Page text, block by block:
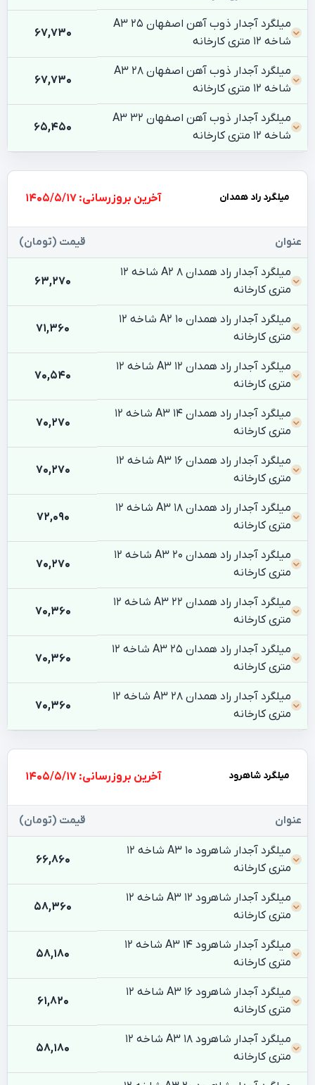
میلگرد آجدار ذوب آهن اصفهان 25 A3
شاخه 12 متری کارخانه
67,730
میلگرد آجدار ذوب آهن اصفهان 28 A3
شاخه 12 متری کارخانه
67,730
میلگرد آجدار ذوب آهن اصفهان 32 A3
شاخه 12 متری کارخانه
65,450
میلگرد راد همدان بروزرسانی: 1405/5/17
عنوان قیمت (تومان)
میلگرد آجدار راد همدان 8 A2 شاخه 12
متری کارخانه
63,270
میلگرد آجدار راد همدان 10 A2 شاخه 12
متری کارخانه
71,360
میلگرد آجدار راد همدان 12 A3 شاخه 12
متری کارخانه
70,540
میلگرد آجدار راد همدان 14 A3 شاخه 12
متری کارخانه
70,270
میلگرد آجدار راد همدان 16 A3 شاخه 12
متری کارخانه
70,270
میلگرد آجدار راد همدان 18 A3 شاخه 12
متری کارخانه
72,090
میلگرد آجدار راد همدان 20 A3 شاخه 12
متری کارخانه
70,270
میلگرد آجدار راد همدان 22 A3 شاخه 12
متری کارخانه
70,360
میلگرد آجدار راد همدان 25 A3 شاخه 12
متری کارخانه
70,360
میلگرد آجدار راد همدان 28 A3 شاخه 12
متری کارخانه
70,360
میلگرد شاهرود بروزرسانی: 1405/5/17
عنوان قیمت (تومان)
میلگرد آجدار شاهرود 10 A3 شاخه 12
متری کارخانه
66,860
میلگرد آجدار شاهرود 12 A3 شاخه 12
متری کارخانه
58,360
میلگرد آجدار شاهرود 14 A3 شاخه 12
متری کارخانه
58,180
میلگرد آجدار شاهرود 16 A3 شاخه 12
متری کارخانه
61,820
میلگرد آجدار شاهرود 18 A3 شاخه 12
متری کارخانه
58,180